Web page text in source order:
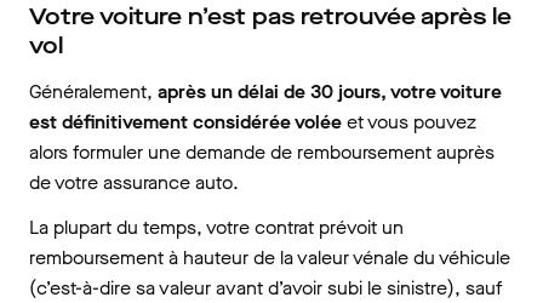
Votre voiture n’est pas retrouvée après le
vol
Généralement, après un délai de 30 jours, votre voiture
est définitivement considérée voléeet vous pouvez
alors formuler une demande de remboursement auprès
de votre assurance auto.
La plupart du temps, votre contrat prévoit un
remboursement à hauteur de la valeur vénale du véhicule
(c’est-à-dire sa valeur avant d’avoir subi le sinistre), sauf